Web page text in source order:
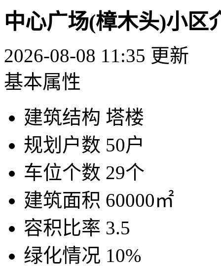
中心广场(樟木头)小区
2026-08-08 11:35 更新
基本属性
建筑结构 塔楼
规划户数 50户
车位个数 29个
建筑面积 60000㎡
容积比率 3.5
绿化情况 10%